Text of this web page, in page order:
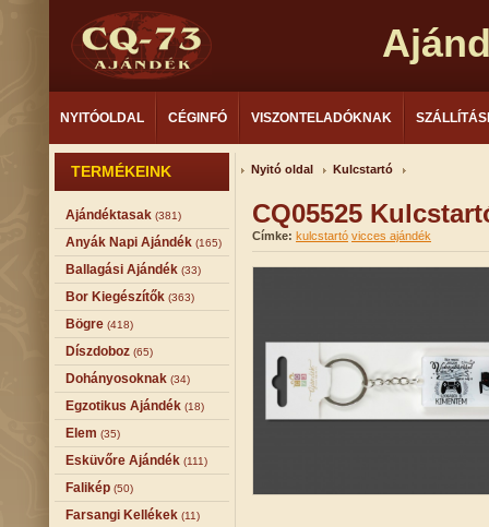
NYITÓOLDAL CÉGINFÓ VISZONTELADÓKNAK
TERMÉKEINK
Ajándéktasak (381)
Anyák Napi Ajándék (165)
Ballagási Ajándék (33)
Bor Kiegészítők (363)
Bögre (418)
Díszdoboz (65)
Dohányosoknak (34)
Egzotikus Ajándék (18)
Elem (35)
Esküvőre Ajándék (111)
Falikép (50)
Farsangi Kellékek (11)
Nyitó oldal Kulcstartó
CQ05525
Címke: kulcstartó vicces ajándék